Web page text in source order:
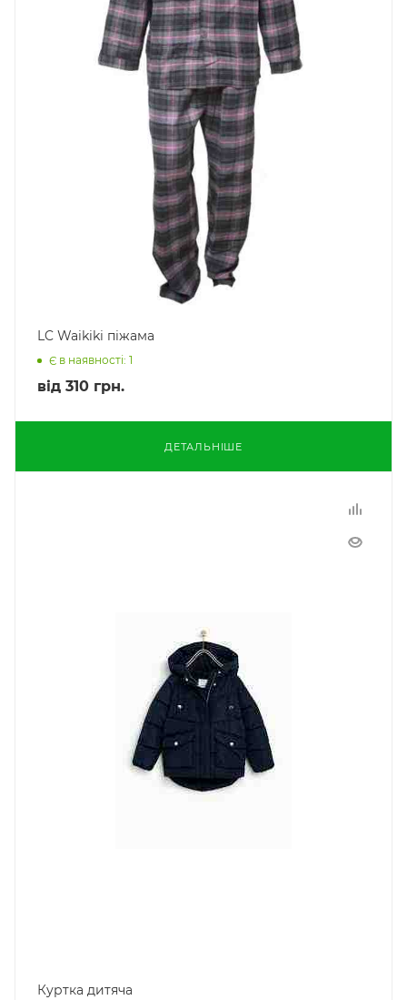
LC Waikiki піжама
Є в наявності: 1
від 310 грн.
ДЕТАЛЬНІШЕ
Куртка дитяча